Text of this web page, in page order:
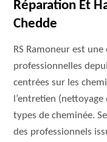
Réparation Et
Chedde
RS Ramoneur est
professionnelles
centrées sur les
l’entretien
types de cheminée.
des professionnels